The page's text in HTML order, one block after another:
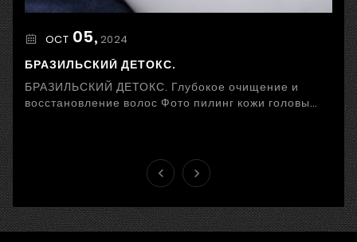
OCT 05, 2024
БРАЗИЛЬСКИЙ ДЕТОКС.
БРАЗИЛЬСКИЙ ДЕТОКС. Глубокое очищение и
восстановление волос Фото пилинг кожи головы

